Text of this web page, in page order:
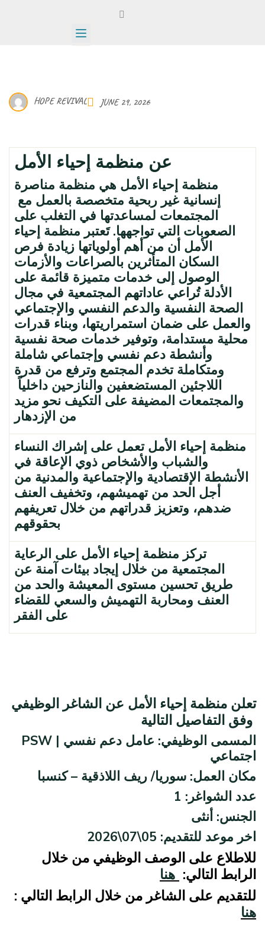
HOPE REVIVAL JUNE 29, 2026
عن منظمة إحياء الأمل
منظمة إحياء الأمل هي منظمة مناصرة
إنسانية غير ربحية متخصصة بالعمل مع
المجتمعات لمساعدتها في التغلب على
الصعوبات التي تواجهها. تَعتبر منظمة إحياء
الأمل أن من أهم أولوياتها زيادة فرص
السكان المتأثرين بالصراعات والأزمات
الوصول إلى خدمات متميزة قائمة على
الأدلة تُراعي عاداتهم المجتمعية في مجال
الصحة النفسية والدعم النفسي والإجتماعي
والعمل على ضمان استمراريتها، وبناء قدرات
محلية مستدامة، وتوفير خدمات صحة نفسية
وأنشطة دعم نفسي وإجتماعي شاملة
ومتكاملة تخدم المجتمع وترفع من قدرة
اللاجئين المستضعفين والنازحين داخلياً
والمجتمعات المضيفة على التكيف نحو مزيد
من الإزدهار
منظمة إحياء الأمل تعمل على إشراك النساء
والشباب والأشخاص ذوي الإعاقة في
الأنشطة الإقتصادية والإجتماعية والمدنية من
أجل الحد من تهميشهم، وتخفيف العنف
ضدهم، وتعزيز قدراتهم من خلال تعريفهم
بحقوقهم
تركز منظمة إحياء الأمل على الرعاية
المجتمعية من خلال إيجاد بيئات آمنة عن
طريق تحسين مستوى المعيشة والحد من
العنف ومحاربة التهميش والسعي للقضاء
على الفقر
تعلن منظمة إحياء الأمل عن الشاغر الوظيفي
وفق التفاصيل التالية
PSW | المسمى الوظيفي: عامل دعم نفسي
اجتماعي
مكان العمل: سوريا/ ريف اللاذقية – كنسبا
عدد الشواغر: 1
الجنس: أنثى
اخر موعد للتقديم: 05\07\2026
للاطلاع على الوصف الوظيفي من خلال
الرابط التالي: هنا
للتقديم على الشاغر من خلال الرابط التالي :
هنا